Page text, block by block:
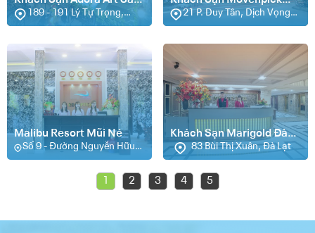
Gòn189 - 191 Lý Tự Trọng,
Quận 1, Hồ Chí Minh
Living West Hanoi
21 P. Duy Tân, Dịch Vọng
Hậu, Cầu Giấy, Hà Nội
Malibu Resort Mũi Né
Số 9 - Đường Nguyễn Hữu
Thọ - Khu Phố 5 - Phường
Mũi Né, Phan Thiết
Khách Sạn Marigold Đà
Lạt 83 Bùi Thị Xuân, Đà Lạt
2 3 4 5